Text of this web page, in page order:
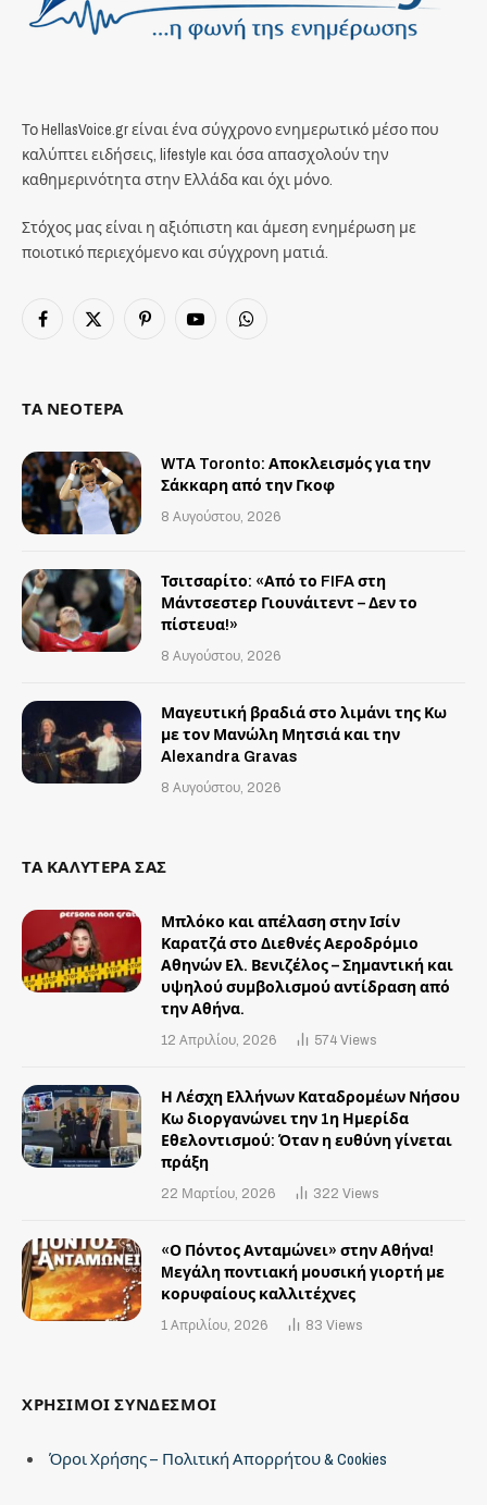
Το HellasVoice.gr είναι ένα σύγχρονο ενημερωτικό μέσο που
καλύπτει ειδήσεις, lifestyle και όσα απασχολούν την
καθημερινότητα στην Ελλάδα και όχι μόνο.
Στόχος μας είναι η αξιόπιστη και άμεση ενημέρωση με
ποιοτικό περιεχόμενο και σύγχρονη ματιά.
Facebook
X
PinterestYouTubeWhatsApp
ΤΑ ΝΕΟΤΕΡΑ
WTA Toronto: Αποκλεισμός για την
Σάκκαρη από την Γκοφ
8 Αυγούστου, 2026
Τσιτσαρίτο: «Από το FIFA στη
Μάντσεστερ Γιουνάιτεντ – Δεν το
πίστευα!»
8 Αυγούστου, 2026
Μαγευτική βραδιά στο λιμάνι της Κω
με τον Μανώλη Μητσιά και την
Alexandra Gravas
8 Αυγούστου, 2026
ΤΑ ΚΑΛΥΤΕΡΑ ΣΑΣ
Μπλόκο και απέλαση στην Ισίν
Καρατζά στο Διεθνές Αεροδρόμιο
Αθηνών Ελ. Βενιζέλος – Σημαντική και
υψηλού συμβολισμού αντίδραση από
την Αθήνα.
12 Απριλίου, 2026 574 Views
Η Λέσχη Ελλήνων Καταδρομέων Νήσου
Κω διοργανώνει την 1η Ημερίδα
Εθελοντισμού: Όταν η ευθύνη γίνεται
πράξη
22 Μαρτίου, 2026 322 Views
«Ο Πόντος Ανταμώνει» στην Αθήνα!
Mεγάλη ποντιακή μουσική γιορτή με
κορυφαίους καλλιτέχνες
1 Απριλίου, 2026 83 Views
ΧΡΗΣΙΜΟΙ ΣΥΝΔΕΣΜΟΙ
Όροι Χρήσης – Πολιτική Απορρήτου & Cookies